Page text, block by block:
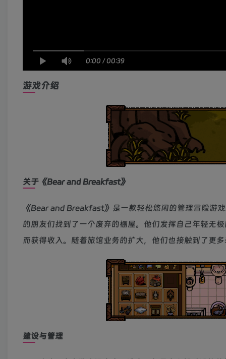
0:00 /00:39
游戏介绍
关于《Bear and Breakfast》
《Bear and Breakfast》是一款轻松悠闲的管理冒险游
的朋友们找到了一个废弃的棚屋。他们发挥自己年轻无
而获得收入。随着旅馆业务的扩大，他们也接触到了更
建设与管理